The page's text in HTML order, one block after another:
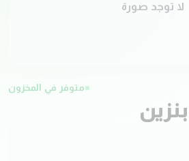
لا توجد صورة
متوفر في المخزون